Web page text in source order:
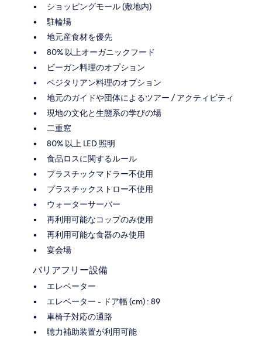
ショッピングモール (敷地内)
駐輪場
地元産食材を優先
80% 以上オーガニックフード
ビーガン料理のオプション
ベジタリアン料理のオプション
地元のガイドや団体によるツアー / アクティビティ
現地の文化と生態系の学びの場
二重窓
80% 以上 LED 照明
食品ロスに関するルール
プラスチックマドラー不使用
プラスチックストロー不使用
ウォーターサーバー
再利用可能なコップのみ使用
再利用可能な食器のみ使用
宴会場
バリアフリー設備
エレベーター
エレベーター - ドア幅 (cm) : 89
車椅子対応の通路
聴力補助装置が利用可能